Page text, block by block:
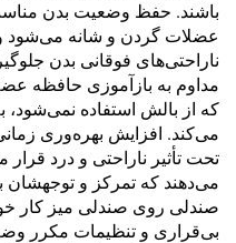
باشند. حفظ وضعیت بدن
عضلات گردن و شانه می‌شود و
ناراحتی‌های فوقانی بدن
مداوم به بازآموزی حافظه
که از بالش استفاده
می‌کند. افزایش بهره‌وری
تحت تأثیر ناراحتی و درد
می‌دهند که تمرکز و توجهشان
صندلی روی صندلی میز کار
بی‌قراری و تنظیمات مکرر